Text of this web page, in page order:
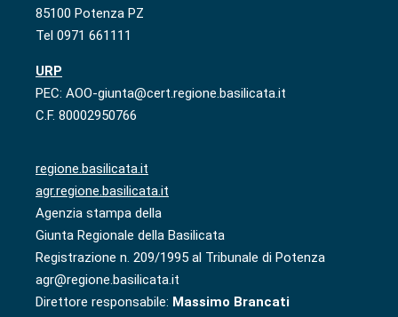
85100 Potenza PZ
Tel 0971 661111
URP
PEC: AOO-giunta@cert.regione.basilicata.it
C.F. 80002950766
regione.basilicata.it
agr.regione.basilicata.it
Agenzia stampa della
Giunta Regionale della Basilicata
Registrazione n. 209/1995 al Tribunale di Potenza
agr@regione.basilicata.it
Direttore responsabile: Massimo Brancati